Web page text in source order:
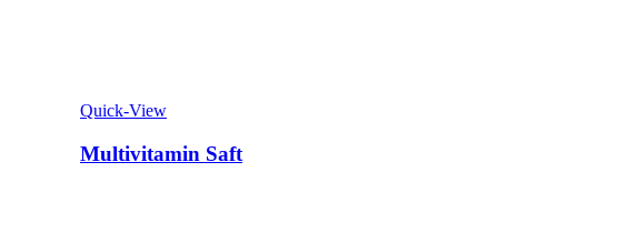
Quick-View
Multivitamin Saft